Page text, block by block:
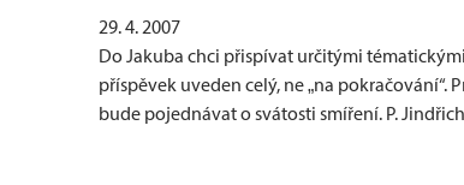
29. 4. 2007
Do Jakuba chci přispívat určitými
příspěvek uveden celý, ne „na pokračování“.
bude pojednávat o svátosti smíření. P.